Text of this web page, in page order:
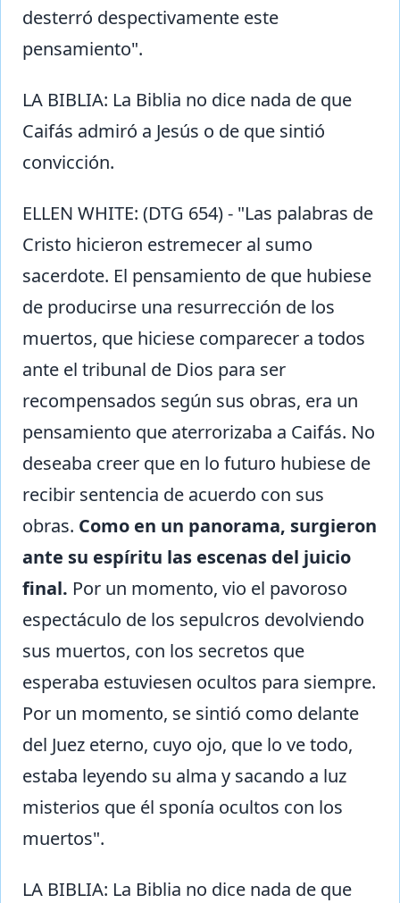
desterró despectivamente este
pensamiento".
LA BIBLIA: La Biblia no dice nada de que
Caifás admiró a Jesús o de que sintió
convicción.
ELLEN WHITE: (DTG 654) - "Las palabras de
Cristo hicieron estremecer al sumo
sacerdote. El pensamiento de que hubiese
de producirse una resurrección de los
muertos, que hiciese comparecer a todos
ante el tribunal de Dios para ser
recompensados según sus obras, era un
pensamiento que aterrorizaba a Caifás. No
deseaba creer que en lo futuro hubiese de
recibir sentencia de acuerdo con sus
obras. Como en un panorama, surgieron
ante su espíritu las escenas del juicio
final. Por un momento, vio el pavoroso
espectáculo de los sepulcros devolviendo
sus muertos, con los secretos que
esperaba estuviesen ocultos para siempre.
Por un momento, se sintió como delante
del Juez eterno, cuyo ojo, que lo ve todo,
estaba leyendo su alma y sacando a luz
misterios que él sponía ocultos con los
muertos".
LA BIBLIA: La Biblia no dice nada de que